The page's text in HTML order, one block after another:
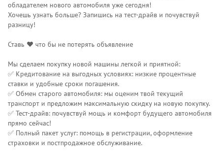
обладателем нового автомобиля уже сегодня!
Хочешь узнать больше? Запишись на тест-драйв и почувствуй
разницу!
Ставь ❤️ что бы не потерять объявление
Мы сделаем покупку новой машины легкой и приятной:
✅ Кредитование на выгодных условиях: низкие процентные
ставки и удобные сроки погашения.
✅ Обмен старого автомобиля: мы оценим твой текущий
транспорт и предложим максимальную скидку на новую покупку.
✅ Тест-драйв: почувствуй мощь и комфорт будущего автомобиля
прямо сейчас!
✅ Полный пакет услуг: помощь в регистрации, оформление
страховки и постпродажное обслуживание.